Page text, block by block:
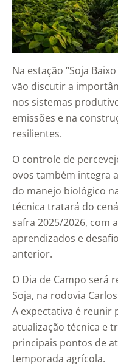
Na estação “Soja
vão discutir a
nos sistemas
emissões e na
resilientes.
O controle de
ovos também integra
do manejo biológico
técnica tratará do
safra 2025/2026, com
aprendizados e
anterior.
O Dia de Campo será
Soja, na rodovia
A expectativa é reunir
atualização técnica e
principais pontos de
temporada agrícola.